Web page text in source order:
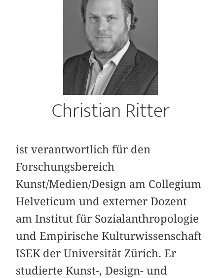
Christian Ritter
ist verantwortlich für den
Forschungsbereich
Kunst/Medien/Design am Collegium
Helveticum und externer Dozent
am Institut für Sozialanthropologie
und Empirische Kulturwissenschaft
ISEK der Universität Zürich. Er
studierte Kunst-, Design- und